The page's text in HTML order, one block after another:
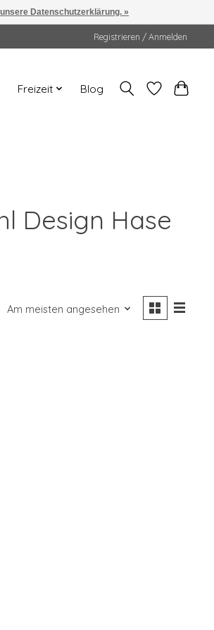
Registrieren / Anmelden
Freizeit Blog
Design Hase
Am meisten angesehen
Datenschutzerklärung. »